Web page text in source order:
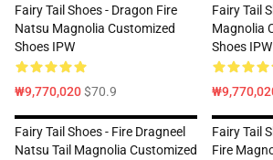
Fairy Tail Shoes - Dragon Fire
Natsu Magnolia Customized
Shoes IPW
₩9,770,020$70.9
Fairy Tail
Magnolia
Shoes IPW
Fairy Tail Shoes - Fire Dragneel
Natsu Tail Magnolia Customized
Fairy Tail
Fire